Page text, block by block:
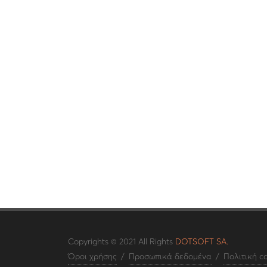
Copyrights © 2021 All Rights DOTSOFT SA.
Όροι χρήσης / Προσωπικά δεδομένα / Πολιτική